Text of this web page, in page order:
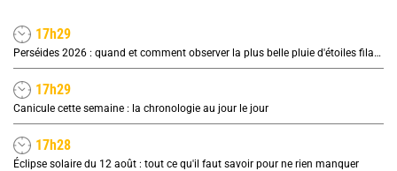
17h29
Perséides 2026 : quand et comment observer la plus belle pluie d'étoiles filantes de l'été ?
17h29
Canicule cette semaine : la chronologie au jour le jour
17h28
Éclipse solaire du 12 août : tout ce qu'il faut savoir pour ne rien manquer